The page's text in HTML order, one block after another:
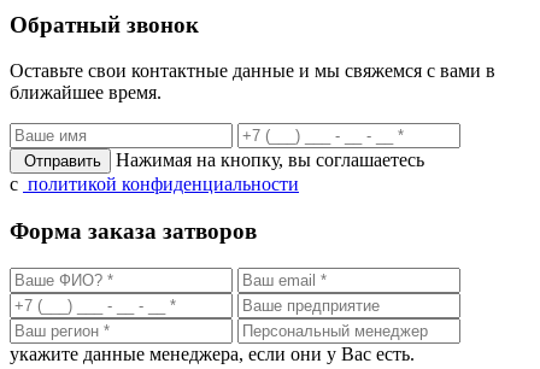
Обратный звонок
Оставьте свои контактные данные и мы свяжемся с вами в
ближайшее время.
Отправить
Нажимая на кнопку, вы соглашаетесь
с политикой конфиденциальности
Форма заказа затворов
укажите данные менеджера, если они у Вас есть.